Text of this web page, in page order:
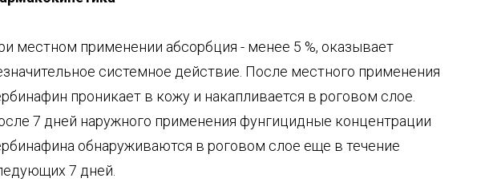
местном применении абсорбция - менее 5 %, оказывает
системное действие. После местного применения
проникает в кожу и накапливается в роговом слое.
7 дней наружного применения фунгицидные концентрации
обнаруживаются в роговом слое еще в течение
7 дней.